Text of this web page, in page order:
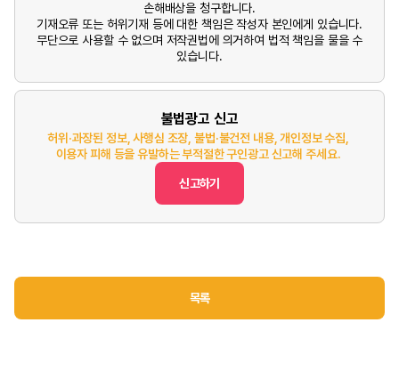
손해배상을 청구합니다.
기재오류 또는 허위기재 등에 대한 책임은 작성자 본인에게 있습니다.
무단으로 사용할 수 없으며 저작권법에 의거하여 법적 책임을 물을 수
있습니다.
불법광고 신고
허위·과장된 정보, 사행심 조장, 불법·불건전 내용, 개인정보 수집,
이용자 피해 등을 유발하는 부적절한 구인광고 신고해 주세요.
신고하기
목록